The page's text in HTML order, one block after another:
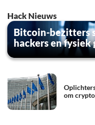
Hack Nieuws
Bitcoin-bezitters
hackers en fysiek
om